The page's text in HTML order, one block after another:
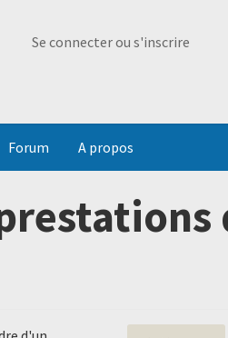
Se connecter ou s'inscrire
Forum A propos